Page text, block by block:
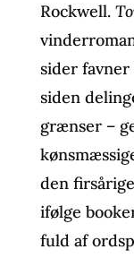
Rockwell.
sider favner
siden
grænser –
den
ifølge
fuld af